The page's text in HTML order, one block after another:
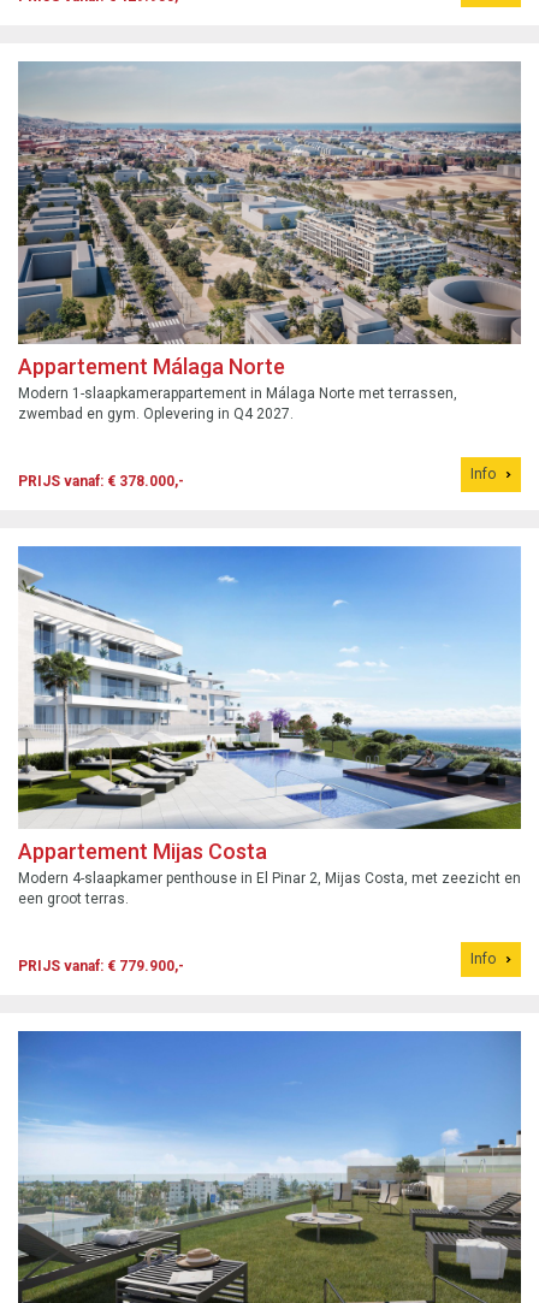
Appartement Málaga Norte
Modern 1-slaapkamerappartement in Málaga Norte met terrassen,
zwembad en gym. Oplevering in Q4 2027.
PRIJS vanaf: € 378.000,- Info
Appartement Mijas Costa
Modern 4-slaapkamer penthouse in El Pinar 2, Mijas Costa, met zeezicht en
een groot terras.
PRIJS vanaf: € 779.900,- Info